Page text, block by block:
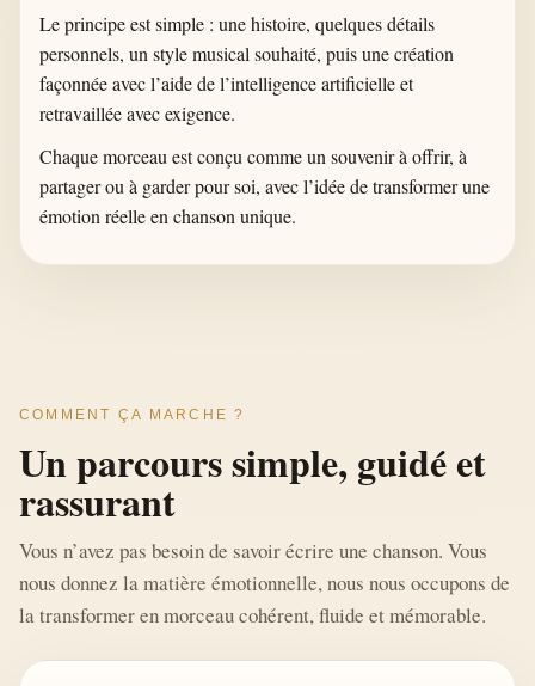
Le principe est simple : une histoire, quelques détails
personnels, un style musical souhaité, puis une création
façonnée avec l’aide de l’intelligence artificielle et
retravaillée avec exigence.
Chaque morceau est conçu comme un souvenir à offrir, à
partager ou à garder pour soi, avec l’idée de transformer une
émotion réelle en chanson unique.
COMMENT ÇA MARCHE ?
Un parcours simple, guidé et
rassurant
Vous n’avez pas besoin de savoir écrire une chanson. Vous
nous donnez la matière émotionnelle, nous nous occupons de
la transformer en morceau cohérent, fluide et mémorable.